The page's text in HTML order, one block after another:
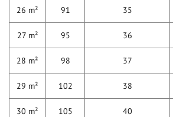
26 m² 91 35
27 m² 95 36
28 m² 98 37
29 m² 102 38
30 m² 105 40